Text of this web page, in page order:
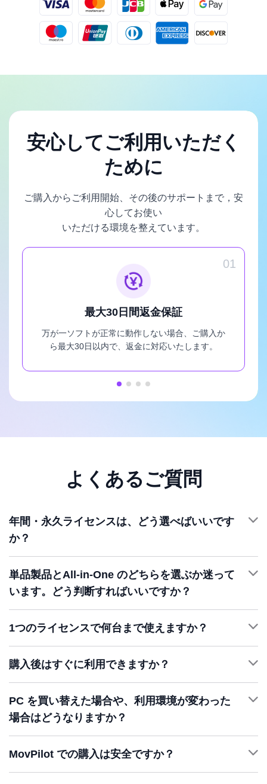
安心してご利用いただく
ために
ご購入からご利用開始、その後のサポートまで，安
心してお使い
いただける環境を整えています。
01
最大30日間返金保証
万が一ソフトが正常に動作しない場合、ご購入か
ら最大30日以内で、返金に対応いたします。
よくあるご質問
年間・永久ライセンスは、どう選べばいいです
か？
単品製品とAll-in-One のどちらを選ぶか迷って
います。どう判断すればいいですか？
詳細を確認 >
1つのライセンスで何台まで使えますか？
購入後はすぐに利用できますか？
PC を買い替えた場合や、利用環境が変わった
場合はどうなりますか？
MovPilot での購入は安全ですか？